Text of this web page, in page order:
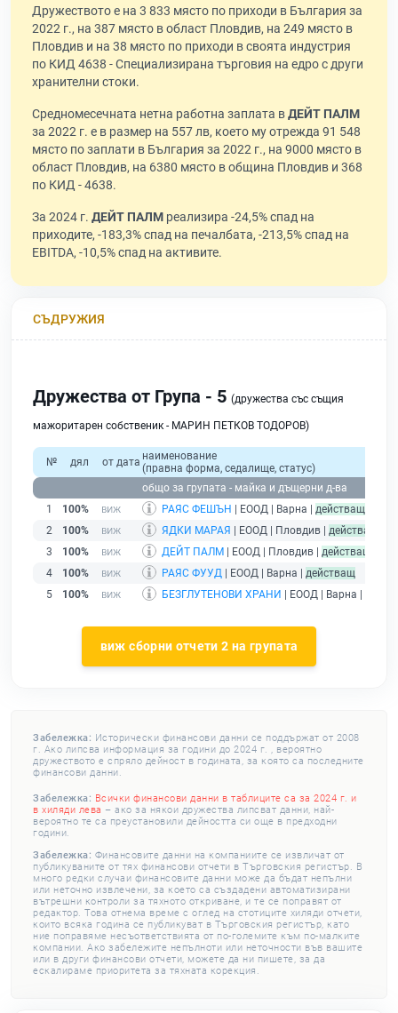
Дружеството е на 3 833 място по приходи в България за
2022 г., на 387 място в област Пловдив, на 249 място в
Пловдив и на 38 място по приходи в своята индустрия
по КИД 4638 - Специализирана търговия на едро с други
хранителни стоки.
Средномесечната нетна работна заплата вДЕЙТ ПАЛМ
за 2022 г. е в размер на 557 лв, което му отрежда 91 548
място по заплати в България за 2022 г., на 9000 място в
област Пловдив, на 6380 място в община Пловдив и 368
по КИД - 4638.
За 2024 г. ДЕЙТ ПАЛМ реализира -24,5% спад на
приходите, -183,3% спад на печалбата, -213,5% спад на
EBITDA, -10,5% спад на активите.
СЪДРУЖИЯ
Дружества от Група - 5 (дружества със същия
мажоритарен собственик - МАРИН ПЕТКОВ ТОДОРОВ)
№ дял от дата наименование
(правна форма, седалище, статус)
общо за групата - майка и дъщерни д-ва
1
100% РАЯС ФЕШЪН | ЕООД | Варна | действащ
2
100% ЯДКИ МАРАЯ | ЕООД | Пловдив | действащ
3
100% ДЕЙТ ПАЛМ | ЕООД | Пловдив | действащ
4
100% РАЯС ФУУД | ЕООД | Варна | действащ
5
100% БЕЗГЛУТЕНОВИ ХРАНИ | ЕООД | Варна |
виж сборни отчети 2 на групата
Забележка: Исторически финансови данни се поддържат от 2008
г. Ако липсва информация за години до 2024 г. , вероятно
дружеството е спряло дейност в годината, за която са последните
финансови данни.
Забележка: Всички финансови данни в таблиците са за 2024 г. и
в хиляди лева – ако за някои дружества липсват данни, най-
вероятно те са преустановили дейността си още в предходни
години.
Забележка: Финансовите данни на компаниите се извличат от
публикуваните от тях финансови отчети в Търговския регистър. В
много редки случаи финансовите данни може да бъдат непълни
или неточно извлечени, за което са създадени автоматизирани
вътрешни контроли за тяхното откриване, и те се поправят от
редактор. Това отнема време с оглед на стотиците хиляди отчети,
които всяка година се публикуват в Търговския регистър, като
ние поправяме несъответствията от по-големите към по-малките
компании. Ако забележите непълноти или неточности във вашите
или в други финансови отчети, можете да ни пишете, за да
ескалираме приоритета за тяхната корекция.